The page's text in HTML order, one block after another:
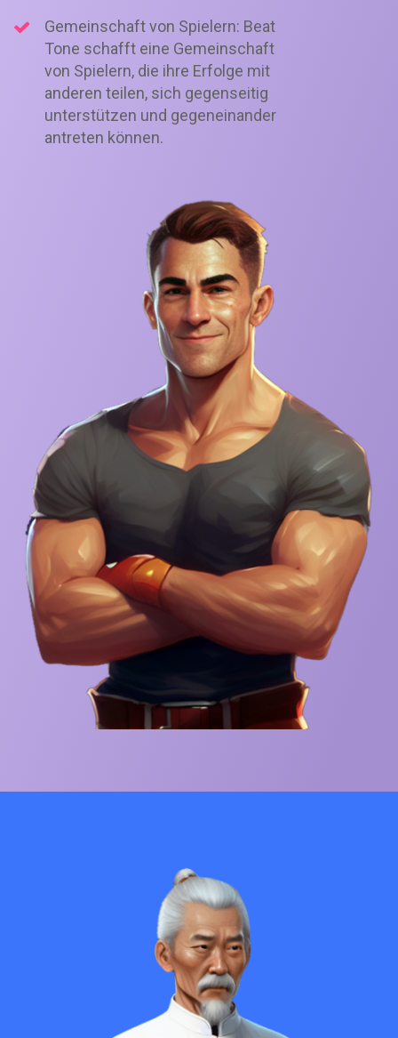
Gemeinschaft von Spielern: Beat
Tone schafft eine Gemeinschaft
von Spielern, die ihre Erfolge mit
anderen teilen, sich gegenseitig
unterstützen und gegeneinander
antreten können.